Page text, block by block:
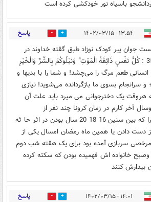
باسیاه نور خودکشی کرده است
۱۳:۵۴ - ۱۴۰۲/۰۳/۱۵ 5 پاسخ
جوان پیر کودک نوزاد طبق گقته خداوند در
قران سوره الانبياء آیه 35 : كُلُّ نَفْسٍ ذَائِقَةُ الْمَوْتِ ۗ وَنَبْلُوكُمْ بِالشَّرِّ وَالْخَيْرِ
انسانی طعم مرگ را می‌چشد! و شما را با بدیها و
و سرانجام بسوی ما بازگردانده می‌شوید! نیازی
هروقت یک دخترجوانی می میرد باید علت آن
آخر کارم در زمان کرونا چند نفر از
همکارهایم فرزندانشان را که بین سنین 16 18 20 سال بودن در اثر حا ثه
دست دادن یا همین ماه رمضان امسال یکی از
سربازی آمده بود برای یک هقته شب دوم
خانواده اش فهمیده بودن که سکته کرده
بیدارش کنند
۱۴:۰۱ - ۱۴۰۲/۰۳/۱۵ 35 پاسخ